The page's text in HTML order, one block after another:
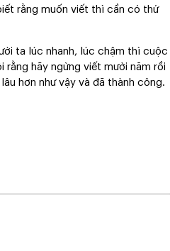
rằng muốn viết thì cần có thứ
ta lúc nhanh, lúc chậm thì cuộc
rằng hãy ngừng viết mười năm rồi
hơn như vậy và đã thành công.